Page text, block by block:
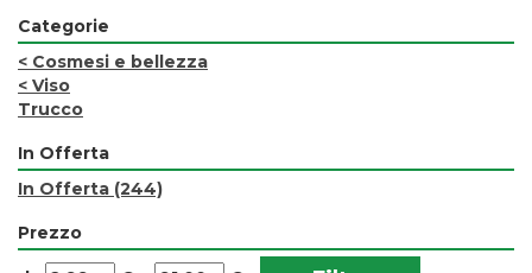
Categorie
< Cosmesi e bellezza
< Viso
Trucco
In Offerta
In Offerta (244)
Prezzo
filtra
filtra